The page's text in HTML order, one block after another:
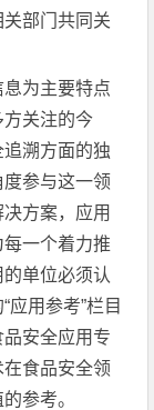
部门共同关
为主要特点
关注的今
溯方面的独
参与这一领
方案，应用
一个着力推
单位必须认
应用参考”栏目
安全应用专
食品安全领
参考。